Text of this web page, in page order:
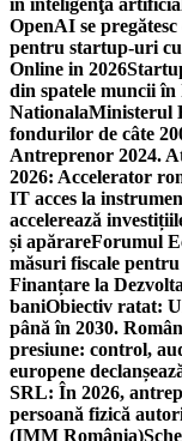
în inteligenţa
OpenAI se
pentru startup-uri
Online in 2026
din spatele muncii în
NationalaMinisterul
fondurilor de câte
Antreprenor 2024.
2026: Accelerator
IT acces la
accelerează
și apărareForumul
măsuri fiscale
Finanțare la
baniObiectiv ratat:
până în 2030.
presiune: control,
europene
SRL: În 2026,
persoană fizică
(IMM România)